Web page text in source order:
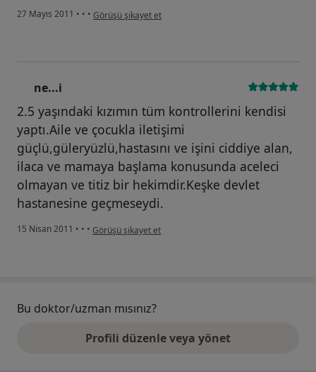
27 Mayıs 2011 • • • kullanıcının görüşüne göre ha...r
Görüşü şikayet et
ne...i
2.5 yaşındaki kızımın tüm kontrollerini kendisi
yaptı.Aile ve çocukla iletişimi
güçlü,güleryüzlü,hastasını ve işini ciddiye alan,
ilaca ve mamaya başlama konusunda aceleci
olmayan ve titiz bir hekimdir.Keşke devlet
hastanesine geçmeseydi.
15 Nisan 2011 • • • kullanıcının görüşüne göre ne...i
Görüşü şikayet et
Bu doktor/uzman mısınız?
Profili düzenle veya yönet